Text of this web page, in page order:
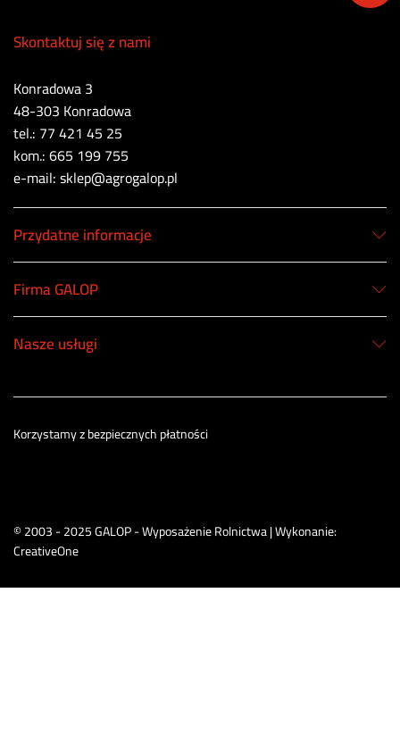
Skontaktuj się z nami
Konradowa 3
48-303 Konradowa
tel.: 77 421 45 25
kom.: 665 199 755
e-mail: sklep@agrogalop.pl
Przydatne informacje
Firma GALOP
Nasze usługi
© 2003 - 2025 GALOP - Wyposażenie Rolnictwa | Wykonanie:
CreativeOne
Korzystamy z bezpiecznych płatności